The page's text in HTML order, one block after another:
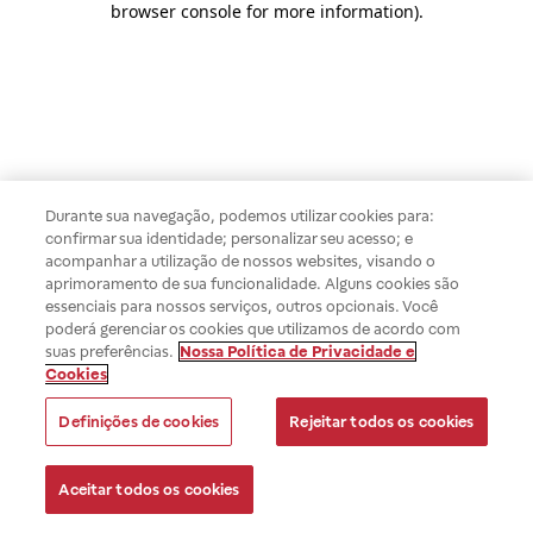
browser console for more information).
Durante sua navegação, podemos utilizar cookies para:
confirmar sua identidade; personalizar seu acesso; e
acompanhar a utilização de nossos websites, visando o
aprimoramento de sua funcionalidade. Alguns cookies são
essenciais para nossos serviços, outros opcionais. Você
poderá gerenciar os cookies que utilizamos de acordo com
suas preferências. Nossa Política de Privacidade e
Cookies
Definições de cookies Rejeitar todos os cookies
Aceitar todos os cookies